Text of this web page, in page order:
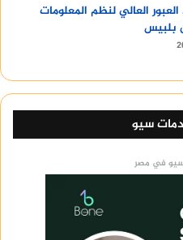
العالي لنظم المعلومات
بلبيس
سيو
في مصر